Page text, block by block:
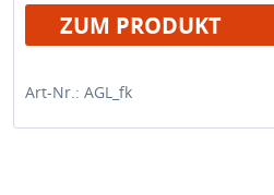
ZUM PRODUKT
Art-Nr.: AGL_fk